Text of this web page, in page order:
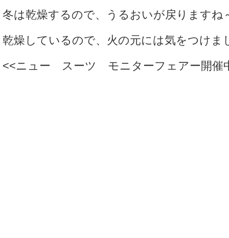
冬は乾燥するので、うるおいが戻りますね
乾燥しているので、火の元には気をつけま
<<ニュー スーツ モニターフェアー開催